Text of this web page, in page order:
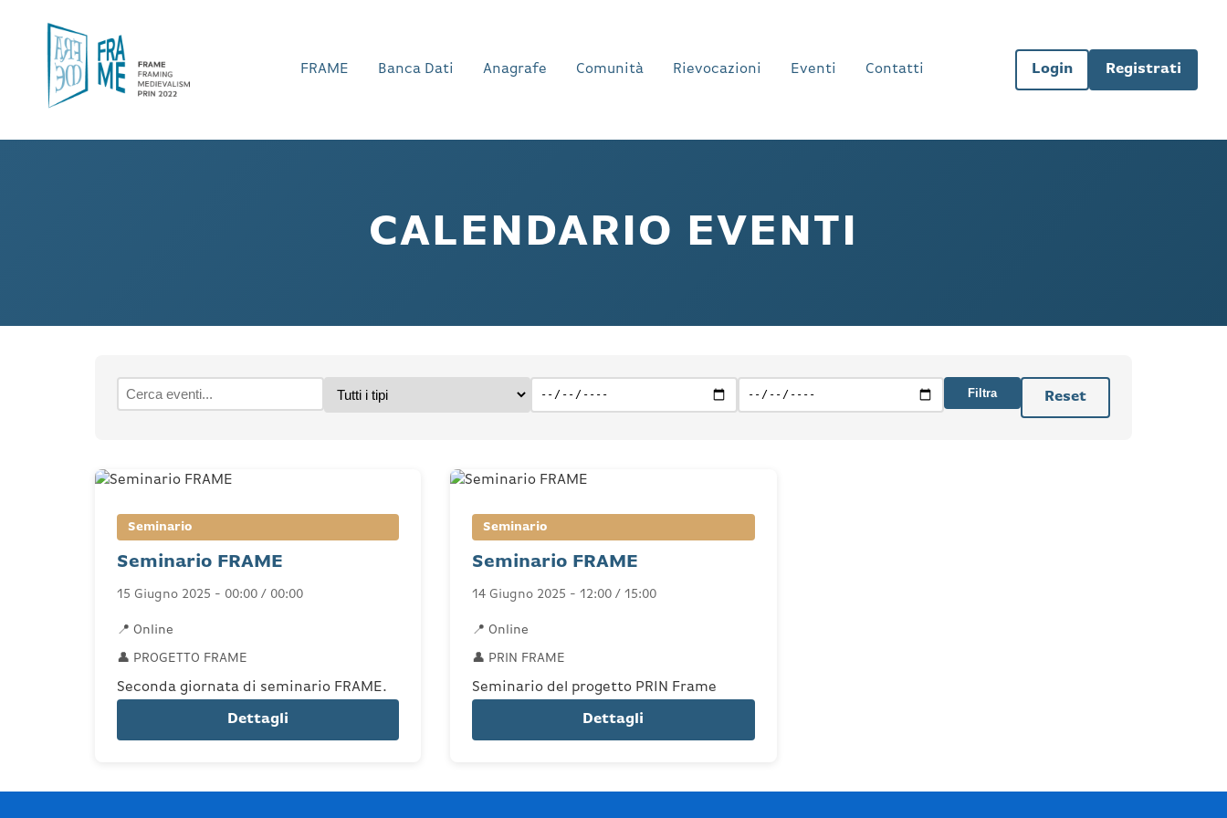
FRAME Banca Dati Anagrafe Comunità Rievocazioni Eventi Contatti Login Registrati
CALENDARIO EVENTI
Filtra Reset
Seminario
Seminario FRAME
15 Giugno 2025 - 00:00 / 00:00
📍 Online
👤 PROGETTO FRAME
Seconda giornata di seminario FRAME.
Dettagli
Seminario
Seminario FRAME
14 Giugno 2025 - 12:00 / 15:00
📍 Online
👤 PRIN FRAME
Seminario del progetto PRIN Frame
Dettagli